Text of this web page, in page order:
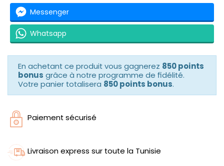
Messenger
Whatsapp
En achetant ce produit vous gagnerez 850 points
bonus grâce à notre programme de fidélité.
Votre panier totalisera 850 points bonus.
Paiement sécurisé
Livraison express sur toute la Tunisie